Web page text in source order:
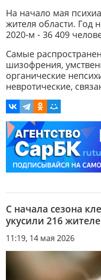
На начало мая
жителя области. Год
2020-м - 36 409
Самые
шизофрения,
органические
невротические,
С начала сезона
укусили 216
11:19, 14 мая 2026